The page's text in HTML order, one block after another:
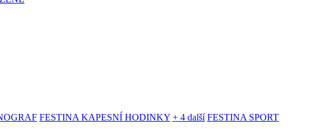
FESTINA KAPESNÍ HODINKY + 4 další FESTINA SPORT